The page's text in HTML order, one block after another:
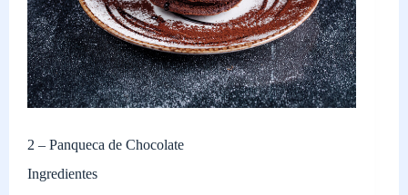
2 – Panqueca de Chocolate
Ingredientes